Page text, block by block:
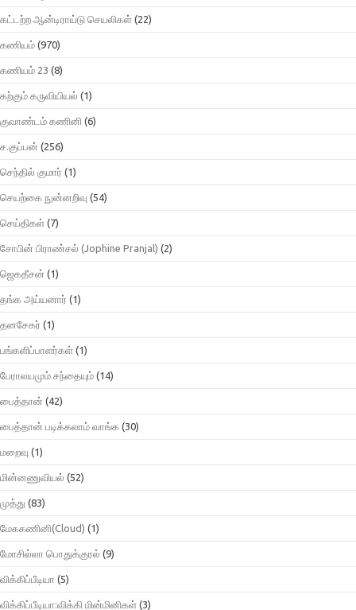
கட்டற்ற ஆன்டிராய்டு செயலிகள் (22)
கணியம் (970)
கணியம் 23 (8)
கற்கும் கருவியியல் (1)
குவாண்டம் கணினி (6)
ச.குப்பன் (256)
செந்தில் குமார் (1)
செயற்கை நுன்னறிவு (54)
செய்திகள் (7)
சோபின் பிராண்சல் (Jophine Pranjal) (2)
ஜெகதீசன் (1)
தங்க அய்யனார் (1)
தனசேகர் (1)
பங்களிப்பாளர்கள் (1)
பேராலயமும் சந்தையும் (14)
பைத்தான் (42)
பைத்தான் படிக்கலாம் வாங்க (30)
மறைவு (1)
மின்னணுவியல் (52)
முத்து (83)
மேககணினி(Cloud) (1)
மோசில்லா பொதுக்குரல் (9)
விக்கிப்பீடியா (5)
விக்கிப்பீடியா:விக்கி மின்மினிகள் (3)